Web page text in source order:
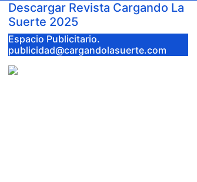
Descargar Revista Cargando La
Suerte 2025
Espacio Publicitario.
publicidad@cargandolasuerte.com